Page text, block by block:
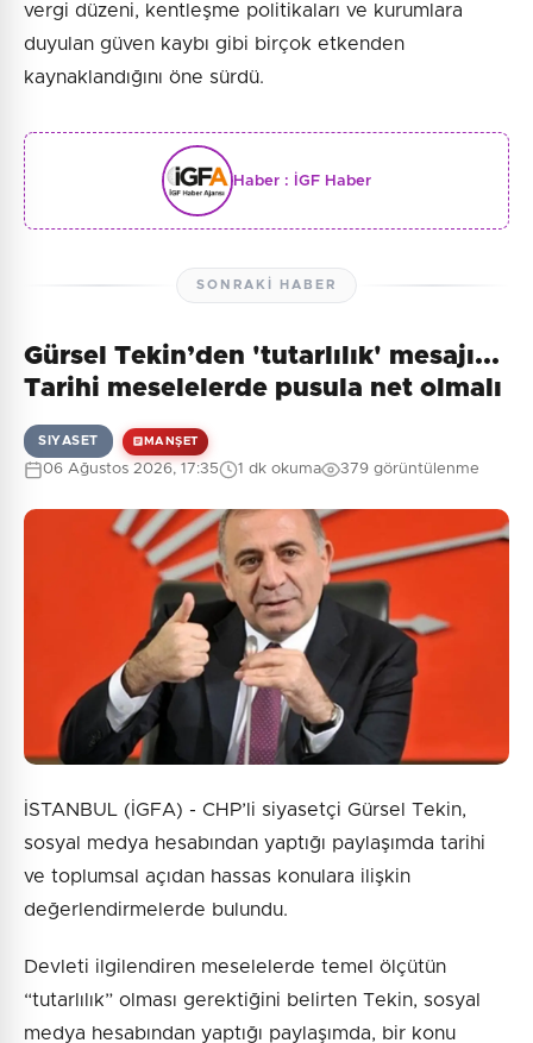
vergi düzeni, kentleşme politikaları ve kurumlara
duyulan güven kaybı gibi birçok etkenden
kaynaklandığını öne sürdü.
Haber : İGF Haber
SONRAKI HABER
Gürsel Tekin’den 'tutarlılık' mesajı...
Tarihi meselelerde pusula net olmalı
SIYASET MANŞET
06 Ağustos 2026, 17:35 1 dk okuma 379 görüntülenme
İSTANBUL (İGFA) - CHP’li siyasetçi Gürsel Tekin,
sosyal medya hesabından yaptığı paylaşımda tarihi
ve toplumsal açıdan hassas konulara ilişkin
değerlendirmelerde bulundu.
Devleti ilgilendiren meselelerde temel ölçütün
“tutarlılık” olması gerektiğini belirten Tekin, sosyal
medya hesabından yaptığı paylaşımda, bir konu